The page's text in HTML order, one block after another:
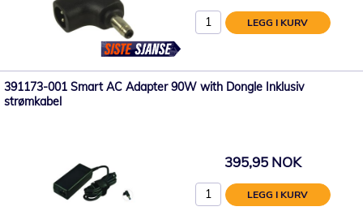
LEGG I KURV
391173-001 Smart AC Adapter 90W with Dongle Inklusiv
strømkabel
395,95 NOK
LEGG I KURV